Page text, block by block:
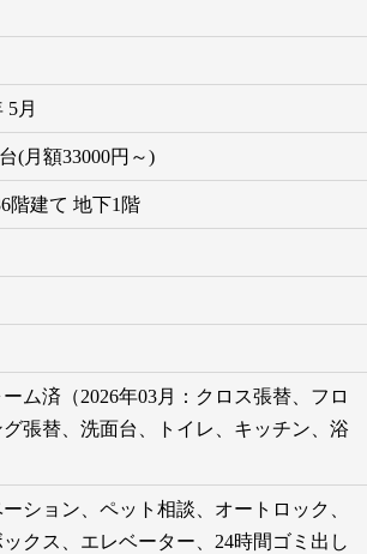
5月
(月額33000円～)
階建て 地下1階
ーム済（2026年03月：クロス張替、フロ
グ張替、洗面台、トイレ、キッチン、浴
ーション、ペット相談、オートロック、
クス、エレベーター、24時間ゴミ出し